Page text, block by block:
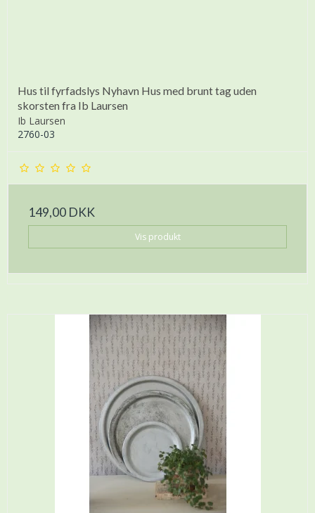
Hus til fyrfadslys Nyhavn Hus med brunt tag uden
skorsten fra Ib Laursen
Ib Laursen
2760-03
149,00 DKK
Vis produkt